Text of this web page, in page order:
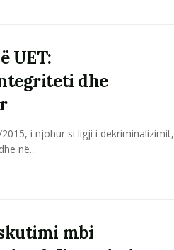
UET:
dhe
i njohur si ligji i dekriminalizimit,
në...
mbi